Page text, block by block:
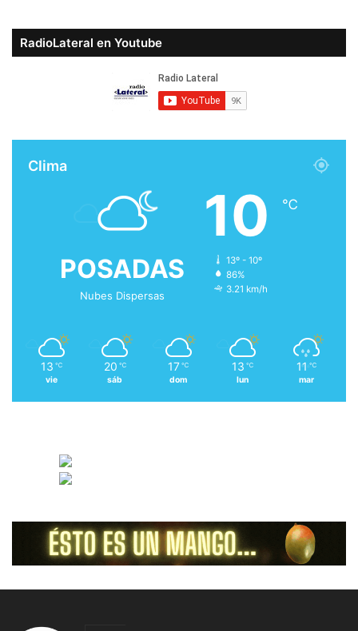
RadioLateral en Youtube
Clima
POSADAS
Nubes Dispersas
10 ℃
13º - 10º
86%
3.21 km/h
13 ℃
vie
20 ℃
sáb
17 ℃
dom
13 ℃
lun
11 ℃
mar